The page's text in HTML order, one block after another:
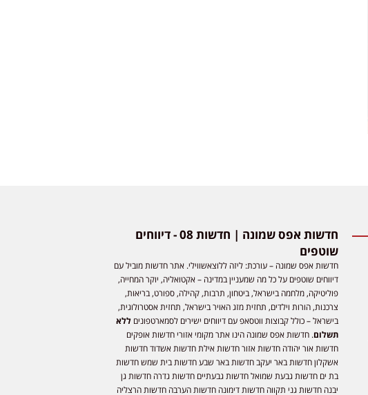
חדשות אפס שמונה | חדשות 08 - דיווחים
שוטפים
חדשות אפס שמונה – עורכת: ליזה ללוצאשווילי. אתר חדשות מוביל עם
דיווחים שוטפים על כל מה שמעניין במדינה – אקטואליה, יוקר המחייה,
פוליטיקה, מלחמה בישראל, ביטחון, תרבות, קהילה, ספורט, בריאות,
צרכנות, הורות וילדים, תחזית מזג האויר בישראל, תחזית אסטרולוגית,
בישראל – כולל קבוצות ווטסאפ עם דיווחים ישירים לסמארטפוניםללא
תשלום. חדשות אפס שמונה הינו אתר מקומי אזורי חדשות אופקים
חדשות אור יהודה חדשות אזור חדשות אילת חדשות אשדוד חדשות
אשקלון חדשות באר יעקב חדשות באר שבע חדשות בית שמש חדשות
בת ים חדשות גבעת שמואל חדשות גבעתיים חדשות גדרה חדשות גן
יבנה חדשות גני תקווה חדשות דימונה חדשות הערבה חדשות הרצליה